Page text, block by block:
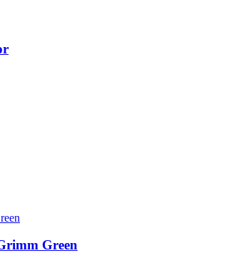
Green